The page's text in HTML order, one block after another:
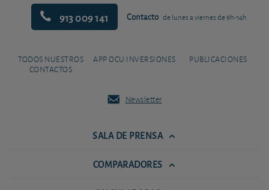
913 009 141 Contacto de lunes a viernes de 9h-14h
TODOS NUESTROS
CONTACTOS
APP OCU INVERSIONES PUBLICACIONES
Newsletter
SALA DE PRENSA
COMPARADORES